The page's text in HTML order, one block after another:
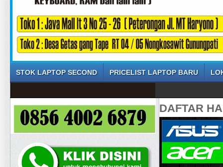
STOK LAPTOP SECOND PRICELIST LAPTOP BARU
DAFTAR